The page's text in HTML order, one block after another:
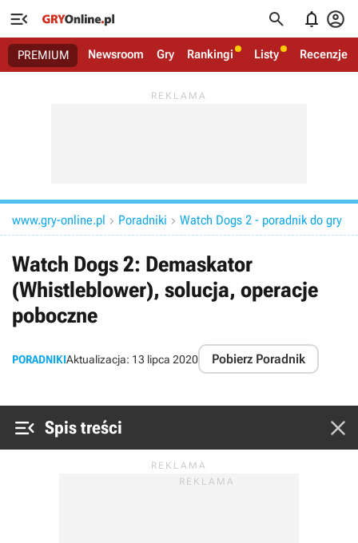
   
PREMIUM Newsroom Gry Rankingi Listy Recenzje
www.gry-online.pl  Poradniki  Watch Dogs 2 - poradnik do gry
Watch Dogs 2: Demaskator
(Whistleblower), solucja, operacje
poboczne
PORADNIKIAktualizacja: 13 lipca 2020 Pobierz Poradnik
 Spis treści 